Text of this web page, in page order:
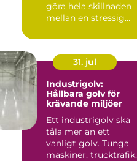
göra hela skillnaden
mellan en stressig
över...
31. jul
Industrigolv:
Hållbara golv för
krävande miljöer
Ett industrigolv ska
tåla mer än ett
vanligt golv. Tunga
maskiner, trucktrafik,